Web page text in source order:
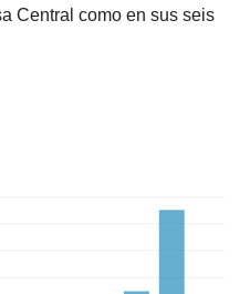
Central como en sus seis